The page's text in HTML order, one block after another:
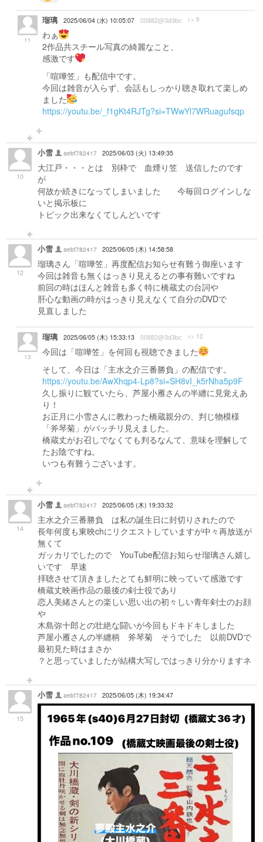
11
瑠璃 2025/06/04 (水) 10:05:07 00882@3d3bc >> 9
わぁ
2作品共スチール写真の綺麗なこと、
感激です
「喧嘩笠」も配信中です。
今回は雑音が入らず、会話もしっかり聴き取れて楽しめ
ました
https://youtu.be/_f1gKt4RJTg?si=TWwYl7WRuagufsqp
10
小雪 aebf782417 2025/06/03 (火) 13:49:35
大江戸・・・とは 別枠で 血煙り笠 送信したのです
が
何故か続きになってしまいました 今毎回ログインしな
いと掲示板に
トピック出来なくてしんどいです
12
小雪 aebf782417 2025/06/05 (木) 14:58:58
瑠璃さん「喧嘩笠」再度配信お知らせ有難う御座います
今回は雑音も無くはっきり見えるとの事有難いですね
前回の時はほんと雑音も多く特に橋蔵丈の台詞や
肝心な動画の時がはっきり見えなくて自分のDVDで
見直しました
13
瑠璃 2025/06/05 (木) 15:33:13 00882@3d3bc >> 12
今回は「喧嘩笠」を何回も視聴できました
そして、今日は「主水之介三番勝負」の配信です。
https://youtu.be/AwXhqp4-Lp8?si=SH8vI_k5rNha5p9F
久し振りに観ていたら、芦屋小雁さんの半纏に見覚えあ
り！
お正月に小雪さんに教わった橋蔵親分の、判じ物模様
「斧琴菊」がバッチリ見えました。
橋蔵丈がお召しでなくても判るなんて、意味を理解して
たお陰ですね。
いつも有難うございます。
14
小雪 aebf782417 2025/06/05 (木) 19:33:32
主水之介三番勝負 は私の誕生日に封切りされたので
長年何度も東映chにリクエストしていますが中々再放送が
無くて
ガッカリでしたので YouTube配信お知らせ瑠璃さん嬉し
いです 早速
拝聴させて頂きましたとても鮮明に映っていて感激です
橋蔵丈映画作品の最後の剣士役であり
恋人美緒さんとの楽しい思い出の初々しい青年剣士のお顔
や
木島弥十郎との壮絶な闘いが今回もドキドキしました
芦屋小雁さんの半纏柄 斧琴菊 そうでした 以前DVDで
最初見た時はまさか
？と思っていましたが結構大写しではっきり分かりますネ
15
小雪 aebf782417 2025/06/05 (木) 19:34:47